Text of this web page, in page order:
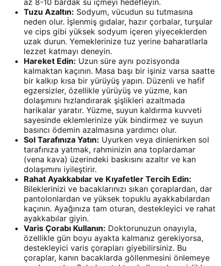
Tuzu Azaltın: Sodyum, vücudun su tutmasına
neden olur. İşlenmiş gıdalar, hazır çorbalar, turşular
ve cips gibi yüksek sodyum içeren yiyeceklerden
uzak durun. Yemeklerinize tuz yerine baharatlarla
lezzet katmayı deneyin.
Hareket Edin: Uzun süre aynı pozisyonda
kalmaktan kaçının. Masa başı bir işiniz varsa saatte
bir kalkıp kısa bir yürüyüş yapın. Düzenli ve hafif
egzersizler, özellikle yürüyüş ve yüzme, kan
dolaşımını hızlandırarak şişlikleri azaltmada
harikalar yaratır. Yüzme, suyun kaldırma kuvveti
sayesinde eklemlerinize yük bindirmez ve suyun
basıncı ödemin azalmasına yardımcı olur.
Sol Tarafınıza Yatın: Uyurken veya dinlenirken sol
tarafınıza yatmak, rahminizin ana toplardamar
(vena kava) üzerindeki baskısını azaltır ve kan
dolaşımını iyileştirir.
Rahat Ayakkabılar ve Kıyafetler Tercih Edin:
Bileklerinizi ve bacaklarınızı sıkan çoraplardan, dar
pantolonlardan ve yüksek topuklu ayakkabılardan
kaçının. Ayağınıza tam oturan, destekleyici ve rahat
ayakkabılar giyin.
Varis Çorabı Kullanın: Doktorunuzun onayıyla,
özellikle gün boyu ayakta kalmanız gerekiyorsa,
destekleyici varis çorapları giyebilirsiniz. Bu
çoraplar, kanın bacaklarda göllenmesini önlemeye